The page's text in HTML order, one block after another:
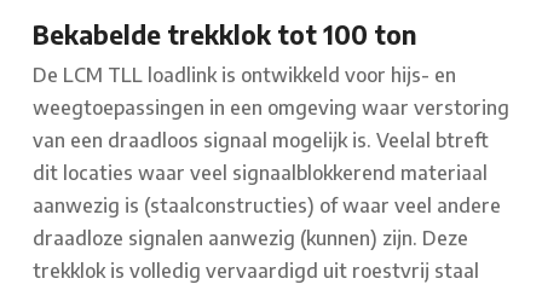
Bekabelde trekklok tot 100 ton
De LCM TLL loadlink is ontwikkeld voor hijs- en
weegtoepassingen in een omgeving waar verstoring
van een draadloos signaal mogelijk is. Veelal btreft
dit locaties waar veel signaalblokkerend materiaal
aanwezig is (staalconstructies) of waar veel andere
draadloze signalen aanwezig (kunnen) zijn. Deze
trekklok is volledig vervaardigd uit roestvrij staal